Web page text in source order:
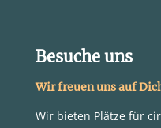
Besuche uns
Wir freuen uns auf
Wir bieten Plätze für